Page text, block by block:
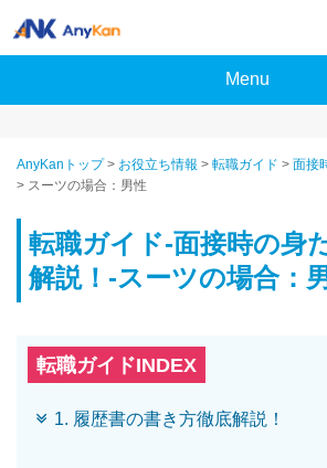
Menu
AnyKanトップ > お役立ち情報 > 転職ガイド > 面接
> スーツの場合：男性
転職ガイド-面接時の身
解説！-スーツの場合：
転職ガイドINDEX
1. 履歴書の書き方徹底解説！